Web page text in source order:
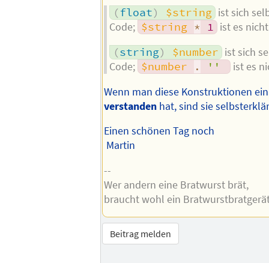
(float) $string ist sich
Code; $string * 1 ist es
(string) $number ist sich
Code; $number . ''
ist es
Wenn man diese Konstruktionen
verstandenhat, sind sie
Einen schönen Tag noch
Martin
--
Wer andern eine Bratwurst brät,
braucht wohl ein
Beitrag melden